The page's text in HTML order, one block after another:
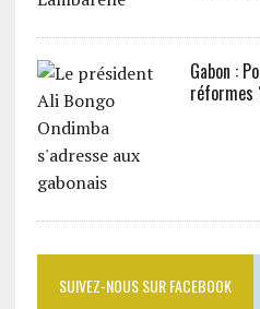
Gabon :
réformes
SUIVEZ-NOUS SUR FACEBOOK